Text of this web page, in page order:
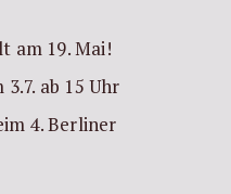
am 19. Mai!
ab 15 Uhr
4. Berliner